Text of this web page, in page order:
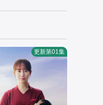
更新第01集